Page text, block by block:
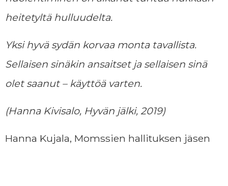
heitetyltä hulluudelta.
Yksi hyvä sydän korvaa monta tavallista.
Sellaisen sinäkin ansaitset ja sellaisen sinä
olet saanut – käyttöä varten.
(Hanna Kivisalo, Hyvän jälki, 2019)
Hanna Kujala, Momssien hallituksen jäsen